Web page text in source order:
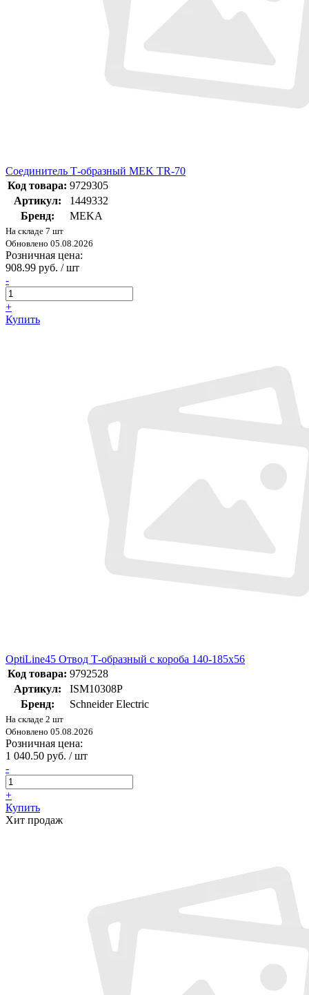
Соединитель Т-образный MEK TR-70
Код товара: 9729305
Артикул:
1449332
Бренд:
MEKA
На складе 7 шт
Обновлено 05.08.2026
Розничная цена:
908.99 руб. / шт
-
+
Купить
OptiLine45 Отвод Т-образный с короба 140-185х56
Код товара: 9792528
Артикул:
ISM10308P
Бренд:
Schneider Electric
На складе 2 шт
Обновлено 05.08.2026
Розничная цена:
1 040.50 руб. / шт
-
+
Купить
Хит продаж